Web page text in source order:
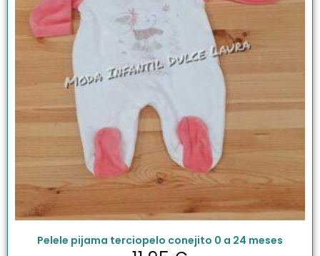
Pelele pijama terciopelo conejito 0 a 24 meses